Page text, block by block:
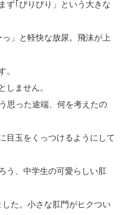
ず｢びりびり」という大きな
」と軽快な放尿。飛沫が上
。
しません。
思った途端、何を考えたの
目玉をくっつけるようにして
う、中学生の可愛らしい肛
した。小さな肛門がヒクつい